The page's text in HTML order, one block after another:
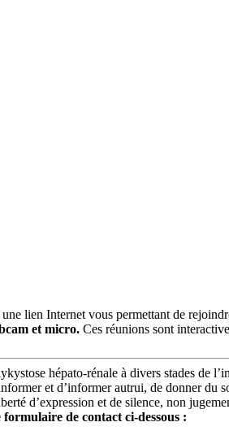
lien Internet vous permettant de
et micro. Ces réunions sont
hépato-rénale à divers stades de
et d’informer autrui, de donner du
d’expression et de silence, non
de contact ci-dessous :